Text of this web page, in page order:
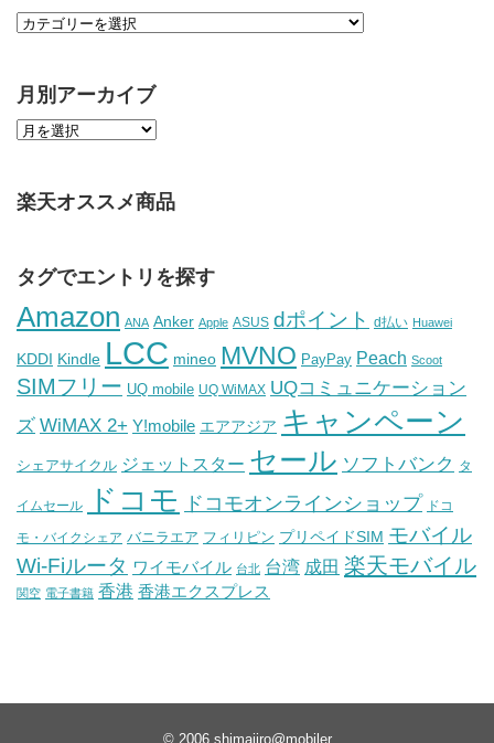
月別アーカイブ
楽天オススメ商品
タグでエントリを探す
Amazon ANA Anker Apple ASUS dポイント d払い Huawei
KDDI Kindle LCC mineo MVNO PayPay Peach Scoot
SIMフリー UQ mobile UQ WiMAX UQコミュニケーション
ズ WiMAX 2+ Y!mobile エアアジア キャンペーン
シェアサイクル ジェットスター セール ソフトバンク タ
イムセール ドコモ ドコモオンラインショップ ドコ
モ・バイクシェア バニラエア フィリピン プリペイドSIM モバイル
Wi-Fiルータ ワイモバイル 台北 台湾 成田 楽天モバイル
関空 電子書籍 香港 香港エクスプレス
© 2006 shimajiro@mobiler